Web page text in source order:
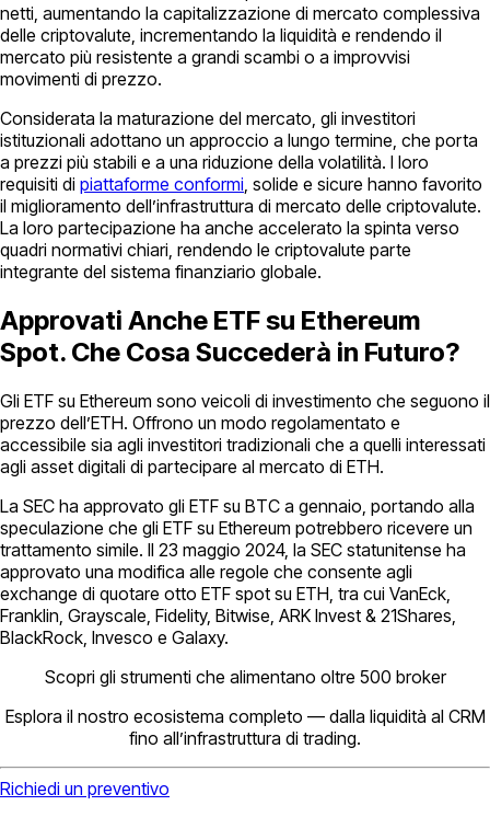
netti, aumentando la capitalizzazione di mercato complessiva
delle criptovalute, incrementando la liquidità e rendendo il
mercato più resistente a grandi scambi o a improvvisi
movimenti di prezzo.
Considerata la maturazione del mercato, gli investitori
istituzionali adottano un approccio a lungo termine, che porta
a prezzi più stabili e a una riduzione della volatilità. I loro
requisiti di piattaforme conformi , solide e sicure hanno favorito
il miglioramento dell’infrastruttura di mercato delle criptovalute.
La loro partecipazione ha anche accelerato la spinta verso
quadri normativi chiari, rendendo le criptovalute parte
integrante del sistema finanziario globale.
Approvati Anche ETF su Ethereum
Spot. Che Cosa Succederà in Futuro?
Gli ETF su Ethereum sono veicoli di investimento che seguono il
prezzo dell’ETH. Offrono un modo regolamentato e
accessibile sia agli investitori tradizionali che a quelli interessati
agli asset digitali di partecipare al mercato di ETH.
La SEC ha approvato gli ETF su BTC a gennaio, portando alla
speculazione che gli ETF su Ethereum potrebbero ricevere un
trattamento simile. Il 23 maggio 2024, la SEC statunitense ha
approvato una modifica alle regole che consente agli
exchange di quotare otto ETF spot su ETH, tra cui VanEck,
Franklin, Grayscale, Fidelity, Bitwise, ARK Invest & 21Shares,
BlackRock, Invesco e Galaxy.
Scopri gli strumenti che alimentano oltre 500 broker
Esplora il nostro ecosistema completo — dalla liquidità al CRM
fino all’infrastruttura di trading.
Richiedi un preventivo